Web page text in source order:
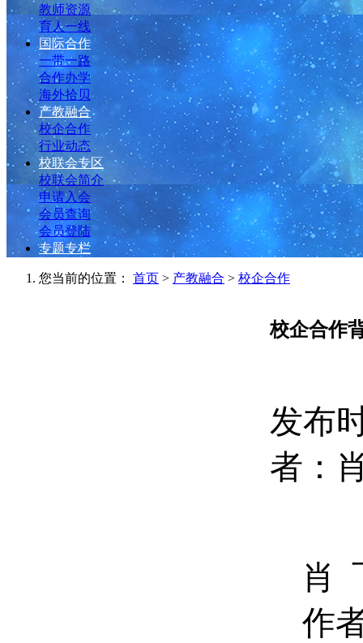
教师资源
育人一线
国际合作
一带一路
合作办学
海外拾贝
产教融合
校企合作
行业动态
校联会专区
校联会简介
申请入会
会员查询
会员登陆
专题专栏
您当前的位置： 首页 > 产教融合 > 校企合作
校企合作
发布
者：
肖
作